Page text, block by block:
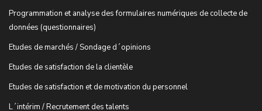
Programmation et analyse des formulaires numériques de collecte de
données (questionnaires)
Etudes de marchés / Sondage d´opinions
Etudes de satisfaction de la clientèle
Etudes de satisfaction et de motivation du personnel
L´intérim / Recrutement des talents